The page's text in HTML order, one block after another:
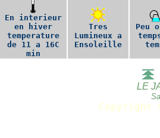
En interieur
en hiver
temperature
de 11 a 16C
min
Tres
Lumineux a
Ensoleille
Peu
LE
Copyright